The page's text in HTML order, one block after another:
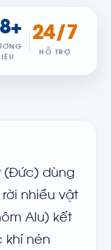
24/7
HỖ TRỢ
(Đức) dùng
nhiều vật
Alu) kết
khí nén